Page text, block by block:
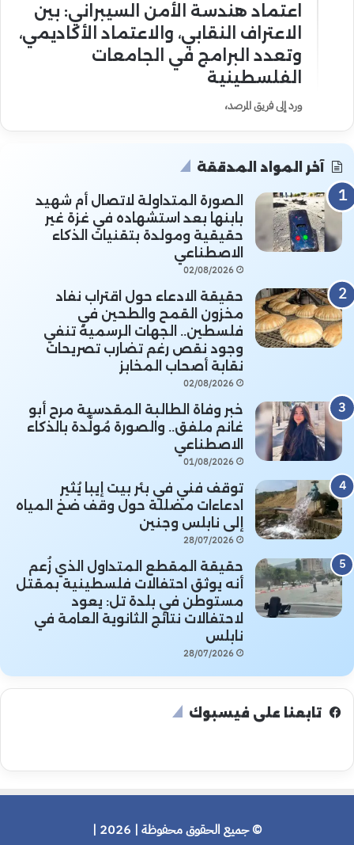
اعتماد هندسة الأمن السيبراني: بين
الاعتراف النقابي، والاعتماد الأكاديمي،
وتعدد البرامج في الجامعات
الفلسطينية
ورد إلى فريق المرصد،
آخر المواد المدققة
الصورة المتداولة لاتصال أم شهيد
بابنها بعد استشهاده في غزة غير
حقيقية ومولدة بتقنيات الذكاء
الاصطناعي
02/08/2026
حقيقة الادعاء حول اقتراب نفاد
مخزون القمح والطحين في
فلسطين.. الجهات الرسمية تنفي
وجود نقص رغم تضارب تصريحات
نقابة أصحاب المخابز
02/08/2026
خبر وفاة الطالبة المقدسية مرح أبو
غانم ملفق.. والصورة مُولَّدة بالذكاء
الاصطناعي
01/08/2026
توقف فني في بئر بيت إيبا يُثير
ادعاءات مضللة حول وقف ضخ المياه
إلى نابلس وجنين
28/07/2026
حقيقة المقطع المتداول الذي زُعم
أنه يوثق احتفالات فلسطينية بمقتل
مستوطن في بلدة تل: يعود
لاحتفالات نتائج الثانوية العامة في
نابلس
28/07/2026
تابعنا على فيسبوك
© جميع الحقوق محفوظة | 2026 |